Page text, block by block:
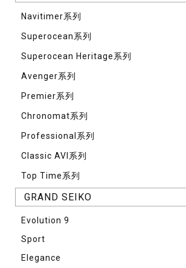
Navitimer系列
Superocean系列
Superocean Heritage系列
Avenger系列
Premier系列
Chronomat系列
Professional系列
Classic AVI系列
Top Time系列
GRAND SEIKO
Evolution 9
Sport
Elegance